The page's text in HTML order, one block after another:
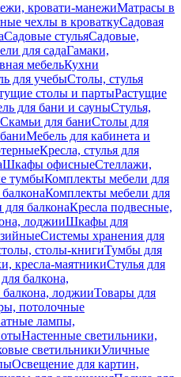
кровати-манежиМатрасы в
чехлы в кроваткуСадовая
Садовые стульяСадовые,
для садаГамаки,
мебельКухни
для учебыСтолы, стулья
столы и партыРастущие
для бани и сауныСтулья,
Скамьи для баниСтолы для
Мебель для кабинета и
Кресла, стулья для
Шкафы офисныеСтеллажи,
тумбыКомплекты мебели для
Комплекты мебели для
балконаКресла подвесные,
лоджииШкафы для
Системы хранения для
столы-книгиТумбы для
кресла-маятникиСтулья для
балкона,
лоджииТовары для
потолочные
лампы,
Настенные светильники,
светильникиУличные
Освещение для картин,